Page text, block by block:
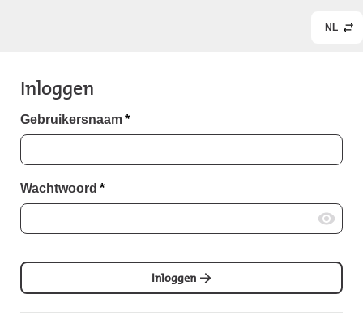
NL
Inloggen
Gebruikersnaam*
Wachtwoord *
Inloggen